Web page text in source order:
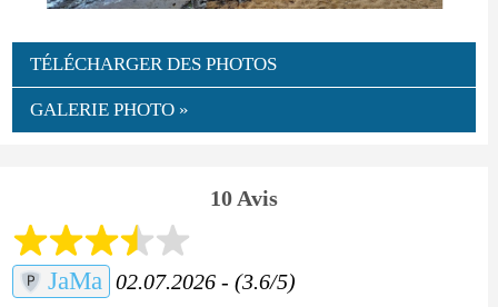
TÉLÉCHARGER DES PHOTOS
GALERIE PHOTO »
10 Avis
JaMa 02.07.2026 - (3.6/5)